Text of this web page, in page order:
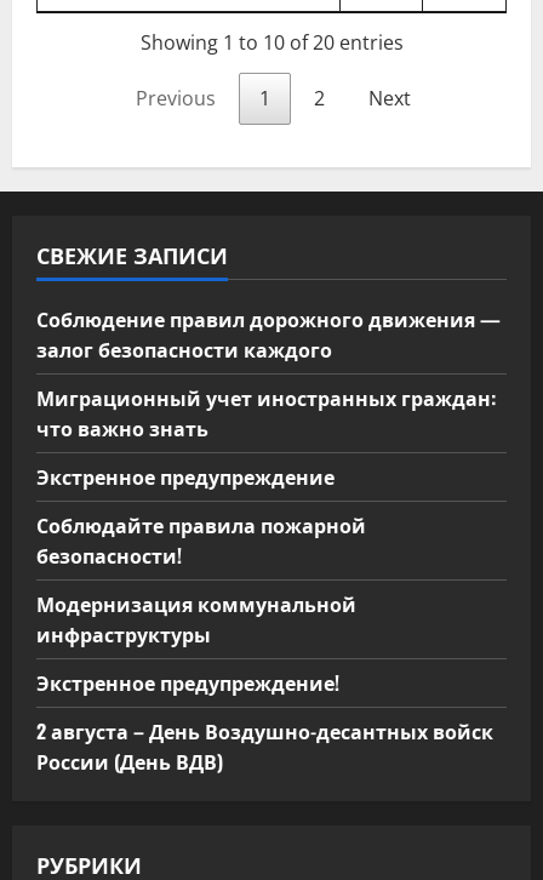
Showing 1 to 10 of 20 entries
Previous 1 2 Next
СВЕЖИЕ ЗАПИСИ
Соблюдение правил дорожного движения —
залог безопасности каждого
Миграционный учет иностранных граждан:
что важно знать
Экстренное предупреждение
Соблюдайте правила пожарной
безопасности!
Модернизация коммунальной
инфраструктуры
Экстренное предупреждение!
2 августа – День Воздушно-десантных войск
России (День ВДВ)
РУБРИКИ